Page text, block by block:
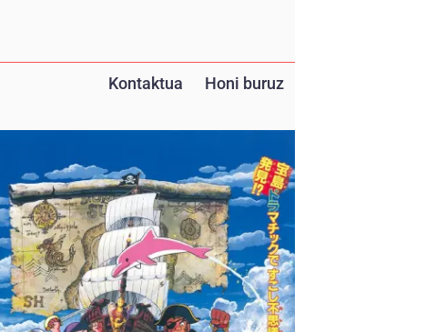
Kontaktua Honi buruz